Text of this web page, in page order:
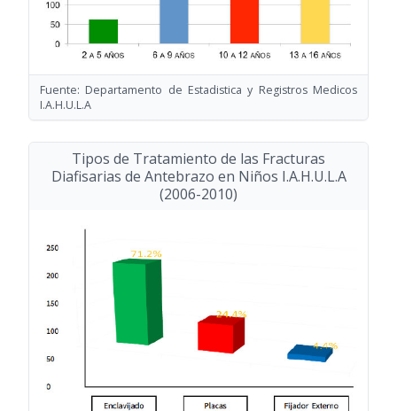
Fuente: Departamento de Estadistica y Registros Medicos
I.A.H.U.L.A
Tipos de Tratamiento de las Fracturas
Diafisarias de Antebrazo en Niños I.A.H.U.L.A
(2006-2010)